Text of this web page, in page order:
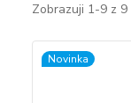
Zobrazuji 1-9 z 9
Novinka